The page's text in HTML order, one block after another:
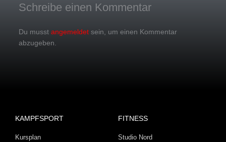
Schreibe einen Kommentar
Du musst angemeldetsein, um einen Kommentar
abzugeben.
KAMPFSPORT
Kursplan
FITNESS
Studio Nord